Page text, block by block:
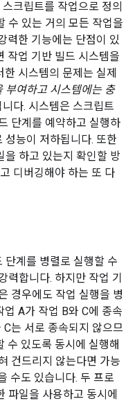
크립트를 작업으로 정의
수 있는 거의 모든 작업을
력한 기능에는 단점이 있
작업 기반 빌드 시스템을
시스템의 문제는 실제
부여하고 시스템에는 충
다. 시스템은 스크립트
단계를 예약하고 실행하
성능이 저하됩니다. 또한
을 하고 있는지 확인할 방
디버깅해야 하는 또 다
단계를 병렬로 실행할 수
력합니다. 하지만 작업 기
경우에도 작업 실행을 병
A가 작업 B와 C에 종속
는 서로 종속되지 않으므
수 있도록 동시에 실행해
건드리지 않는다면 가능
수도 있습니다. 두 프로
파일을 사용하고 동시에